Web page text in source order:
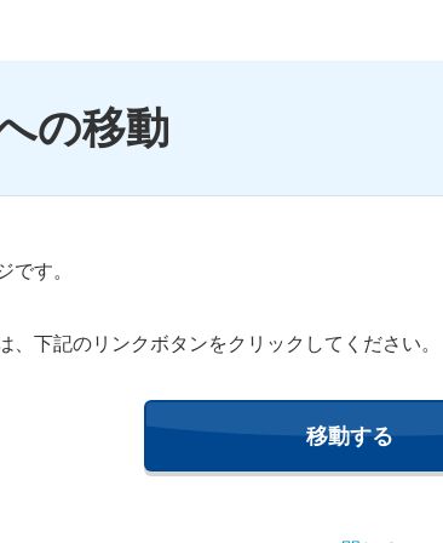
の移動
です。
下記のリンクボタンをクリックしてください。
移動する